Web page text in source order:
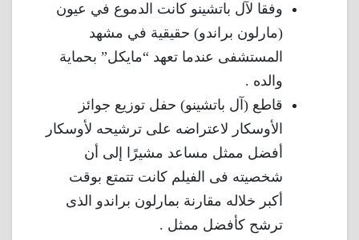
وفقا لآل باتشينو كانت الدموع في عيون
(مارلون براندو) حقيقية في مشهد
المستشفى عندما تعهد “مايكل” بحماية
والده .
قاطع (آل باتشينو) حفل توزيع جوائز
الأوسكار لاعتراضه على ترشيحه لأوسكار
أفضل ممثل مساعد مشيرًا إلى أن
شخصيته فى الفيلم كانت تتمتع بوقت
أكبر خلاله مقارنة بمارلون براندو الذى
ترشح كأفضل ممثل .